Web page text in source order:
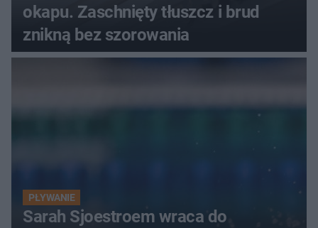
okapu. Zaschnięty tłuszcz i brud
znikną bez szorowania
PŁYWANIE
Sarah Sjoestroem wraca do